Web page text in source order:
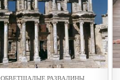
ОБВЕТШАЛЫЕ РАЗВАЛИНЫ